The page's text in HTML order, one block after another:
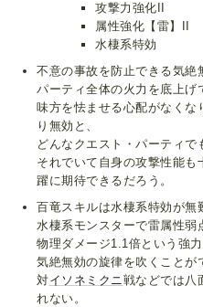
攻撃力強化II
属性強化【雷】II
水棲系特効
不意の事故を防止できる気絶
パーティ全体の火力を底上げ
味方を怯ませる心配がなく
り無効と、
どんなクエスト・パーティで
それでいて自身の攻撃性能
躍に期待できるだろう。
百竜スキルは水棲系特効が無
水棲系モンスターで雷属性弱
物理ダメージ1.1倍という強
気絶無効の旋律を吹くことが
対イソネミクニ戦などでは八
れない。